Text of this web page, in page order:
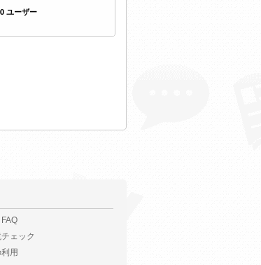
ユーザー
ェック
用